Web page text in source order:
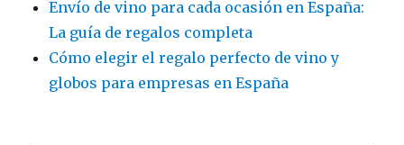
Envío de vino para cada ocasión en España:
La guía de regalos completa
Cómo elegir el regalo perfecto de vino y
globos para empresas en España